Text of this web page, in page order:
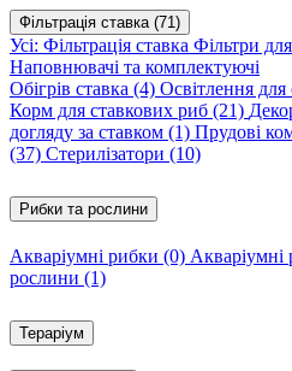
Фільтрація ставка (71)
Усі: Фільтрація ставка Фільтри для
Наповнювачі та комплектуючі
Обігрів ставка (4) Освітлення для
Корм для ставкових риб (21)
догляду за ставком (1) Прудові
(37) Стерилізатори (10)
Рибки та рослини
Акваріумні рибки (0) Акваріумні
рослини (1)
Тераріум